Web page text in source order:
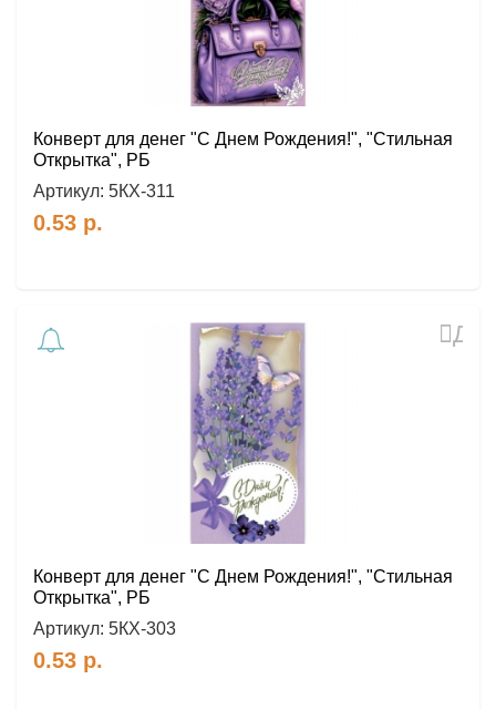
Конверт для денег "С Днем Рождения!", "Стильная
Открытка", РБ
Артикул: 5КХ-311
0.53 р.
Конверт для денег "С Днем Рождения!", "Стильная
Открытка", РБ
Артикул: 5КХ-303
0.53 р.